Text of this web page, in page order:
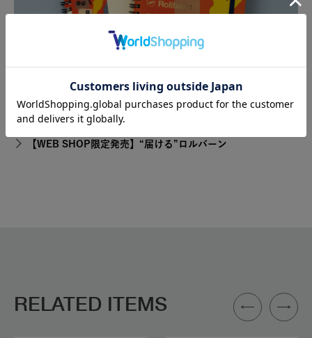
【WEB SHOP限定発売】“届ける”ロルバーン
RELATED ITEMS